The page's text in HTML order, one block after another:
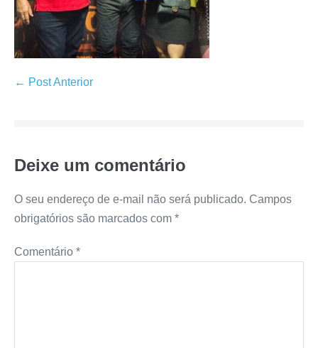
← Post Anterior
Deixe um comentário
O seu endereço de e-mail não será publicado. Campos
obrigatórios são marcados com *
Comentário *